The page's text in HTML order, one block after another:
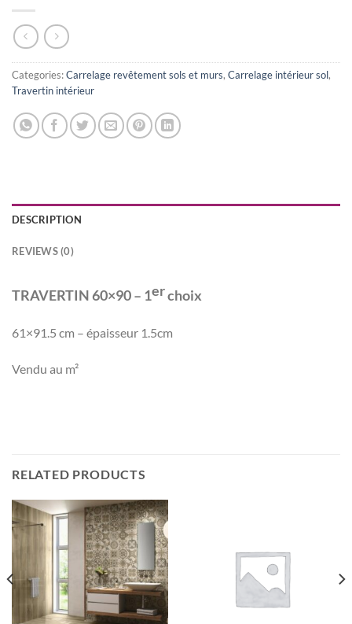
Categories:Carrelage revêtement sols et murs, Carrelage intérieur sol,
Travertin intérieur
DESCRIPTION
REVIEWS (0)
TRAVERTIN 60×90 – 1erchoix
61×91.5 cm – épaisseur 1.5cm
Vendu au m²
RELATED PRODUCTS